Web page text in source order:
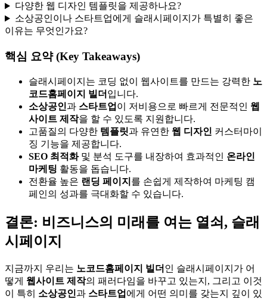
다양한 웹 디자인 템플릿을 제공하나요?
소상공인이나 스타트업에게 슬래시페이지가 특별히 좋은
이유는 무엇인가요?
핵심 요약 (Key Takeaways)
슬래시페이지는 코딩 없이 웹사이트를 만드는 강력한 노
코드홈페이지 빌더 입니다.
소상공인과 스타트업 이 저비용으로 빠르게 전문적인 웹
사이트 제작을 할 수 있도록 지원합니다.
고품질의 다양한 템플릿과 유연한 웹 디자인 커스터마이
징 기능을 제공합니다.
SEO 최적화및 분석 도구를 내장하여 효과적인 온라인
마케팅 활동을 돕습니다.
전환율 높은 랜딩 페이지 를 손쉽게 제작하여 마케팅 캠
페인의 성과를 극대화할 수 있습니다.
결론: 비즈니스의 미래를 여는 열쇠, 슬래
시페이지
지금까지 우리는 노코드홈페이지 빌더 인 슬래시페이지가 어
떻게 웹사이트 제작의 패러다임을 바꾸고 있는지, 그리고 이것
이 특히 소상공인과 스타트업 에게 어떤 의미를 갖는지 깊이 있